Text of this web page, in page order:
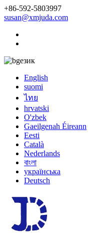
+86-592-5803997
susan@xmjuda.com
език
English
suomi
ไทย
hrvatski
O'zbek
Gaeilgenah Éireann
Eesti
Català
Nederlands
বাংলা
українська
Deutsch